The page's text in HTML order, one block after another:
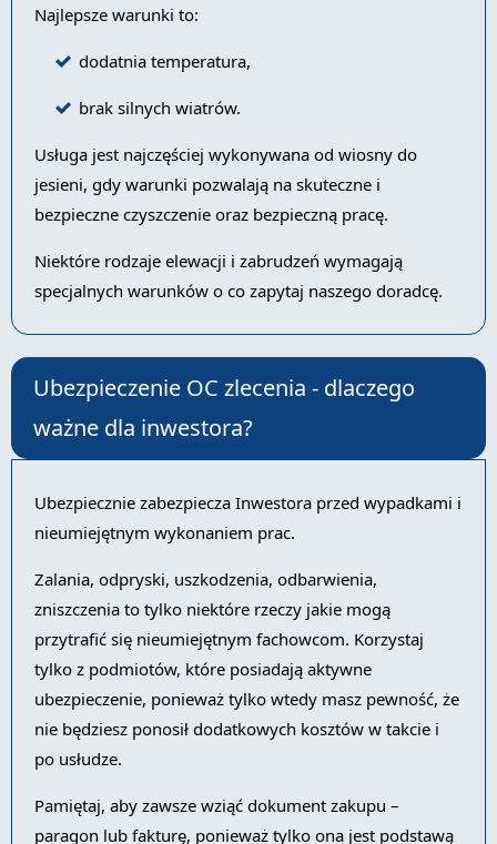
Najlepsze warunki to:
dodatnia temperatura,
brak silnych wiatrów.
Usługa jest najczęściej wykonywana od wiosny do
jesieni, gdy warunki pozwalają na skuteczne i
bezpieczne czyszczenie oraz bezpieczną pracę.
Niektóre rodzaje elewacji i zabrudzeń wymagają
specjalnych warunków o co zapytaj naszego doradcę.
Ubezpieczenie OC zlecenia - dlaczego
ważne dla inwestora?
Ubezpiecznie zabezpiecza Inwestora przed wypadkami i
nieumiejętnym wykonaniem prac.
Zalania, odpryski, uszkodzenia, odbarwienia,
zniszczenia to tylko niektóre rzeczy jakie mogą
przytrafić się nieumiejętnym fachowcom. Korzystaj
tylko z podmiotów, które posiadają aktywne
ubezpieczenie, ponieważ tylko wtedy masz pewność, że
nie będziesz ponosił dodatkowych kosztów w takcie i
po usłudze.
Pamiętaj, aby zawsze wziąć dokument zakupu –
paragon lub fakturę, ponieważ tylko ona jest podstawą